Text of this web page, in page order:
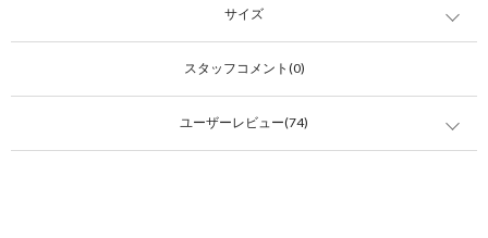
サイズ
スタッフコメント(0)
ユーザーレビュー(74)